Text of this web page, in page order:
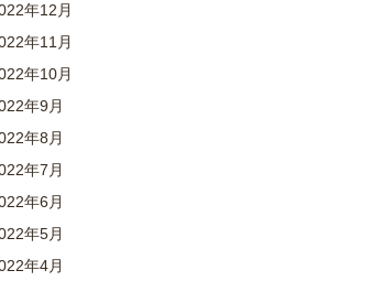
年12月
年11月
年10月
年9月
年8月
年7月
年6月
年5月
年4月